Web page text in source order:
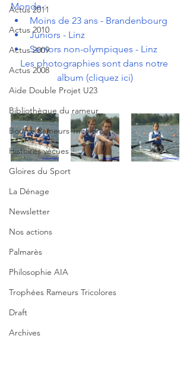
Actus 2011
Actus 2010
Actus 2009
Actus 2008
Aide Double Projet U23
Bibliothèque du rameur
Bourse Rameurs Tricolores
Histoires vécues
Gloires du Sport
La Dénage
Newsletter
Nos actions
Palmarès
Philosophie AIA
Trophées Rameurs Tricolores
Draft
Archives
Monde :
Moins de 23 ans - Brandenbourg
Juniors - Linz
Seniors non-olympiques - Linz
Les photographies sont dans notre
album (cliquez ici)